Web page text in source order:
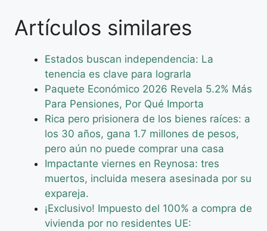
Artículos similares
Estados buscan independencia: La
tenencia es clave para lograrla
Paquete Económico 2026 Revela 5.2% Más
Para Pensiones, Por Qué Importa
Rica pero prisionera de los bienes raíces: a
los 30 años, gana 1.7 millones de pesos,
pero aún no puede comprar una casa
Impactante viernes en Reynosa: tres
muertos, incluida mesera asesinada por su
expareja.
¡Exclusivo! Impuesto del 100% a compra de
vivienda por no residentes UE: